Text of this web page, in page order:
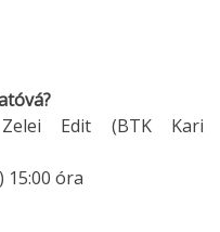
Zelei Edit (BTK Kari
15:00 óra